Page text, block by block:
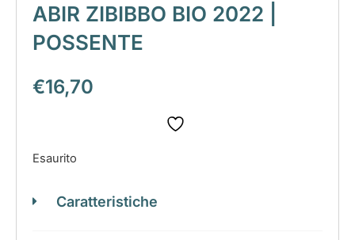
ABIR ZIBIBBO BIO 2022 |
POSSENTE
€16,70
Esaurito
Caratteristiche